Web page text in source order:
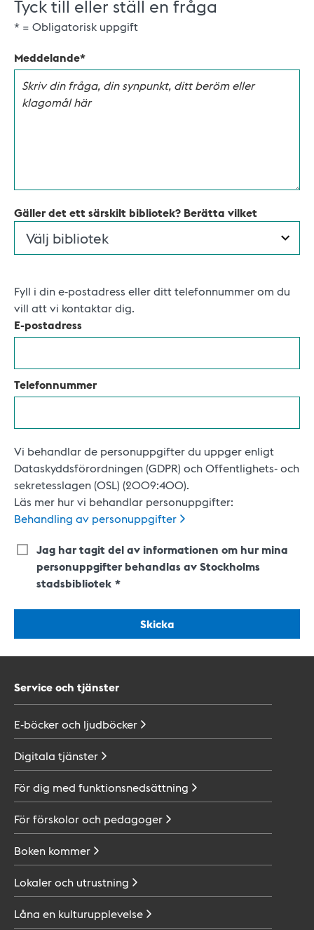
Tyck till eller ställ en fråga
* = Obligatorisk uppgift
Meddelande
Gäller det ett särskilt bibliotek? Berätta vilket
Fyll i din e-postadress eller ditt telefonnummer om du
vill att vi kontaktar dig.
E-postadress
Telefonnummer
Vi behandlar de personuppgifter du uppger enligt
Dataskyddsförordningen (GDPR) och Offentlighets- och
sekretesslagen (OSL) (2009:400).
Läs mer hur vi behandlar personuppgifter:
Behandling av personuppgifter
Jag har tagit del av informationen om hur mina
personuppgifter behandlas av Stockholms
stadsbibliotek
Skicka
Service och tjänster
E-böcker och ljudböcker
Digitala tjänster
För dig med funktionsnedsättning
För förskolor och pedagoger
Boken kommer
Lokaler och utrustning
Låna en kulturupplevelse